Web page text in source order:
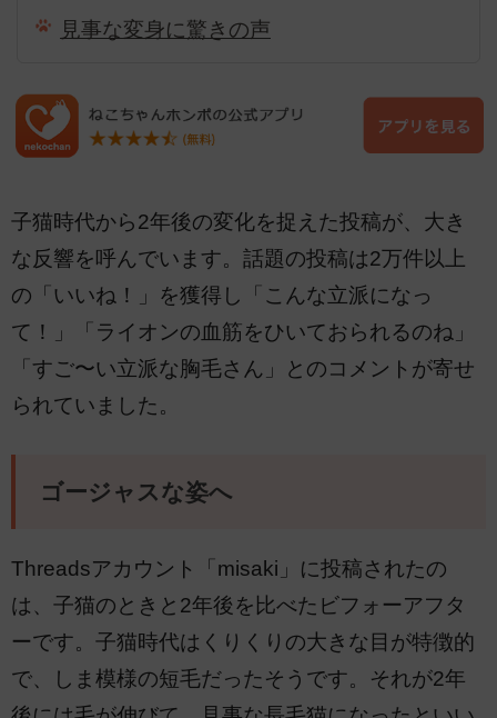
見事な変身に驚きの声
子猫時代から2年後の変化を捉えた投稿が、大き
な反響を呼んでいます。話題の投稿は2万件以上
の「いいね！」を獲得し「こんな立派になっ
て！」「ライオンの血筋をひいておられるのね」
「すご〜い立派な胸毛さん」とのコメントが寄せ
られていました。
ゴージャスな姿へ
Threadsアカウント「misaki」に投稿されたの
は、子猫のときと2年後を比べたビフォーアフタ
ーです。子猫時代はくりくりの大きな目が特徴的
で、しま模様の短毛だったそうです。それが2年